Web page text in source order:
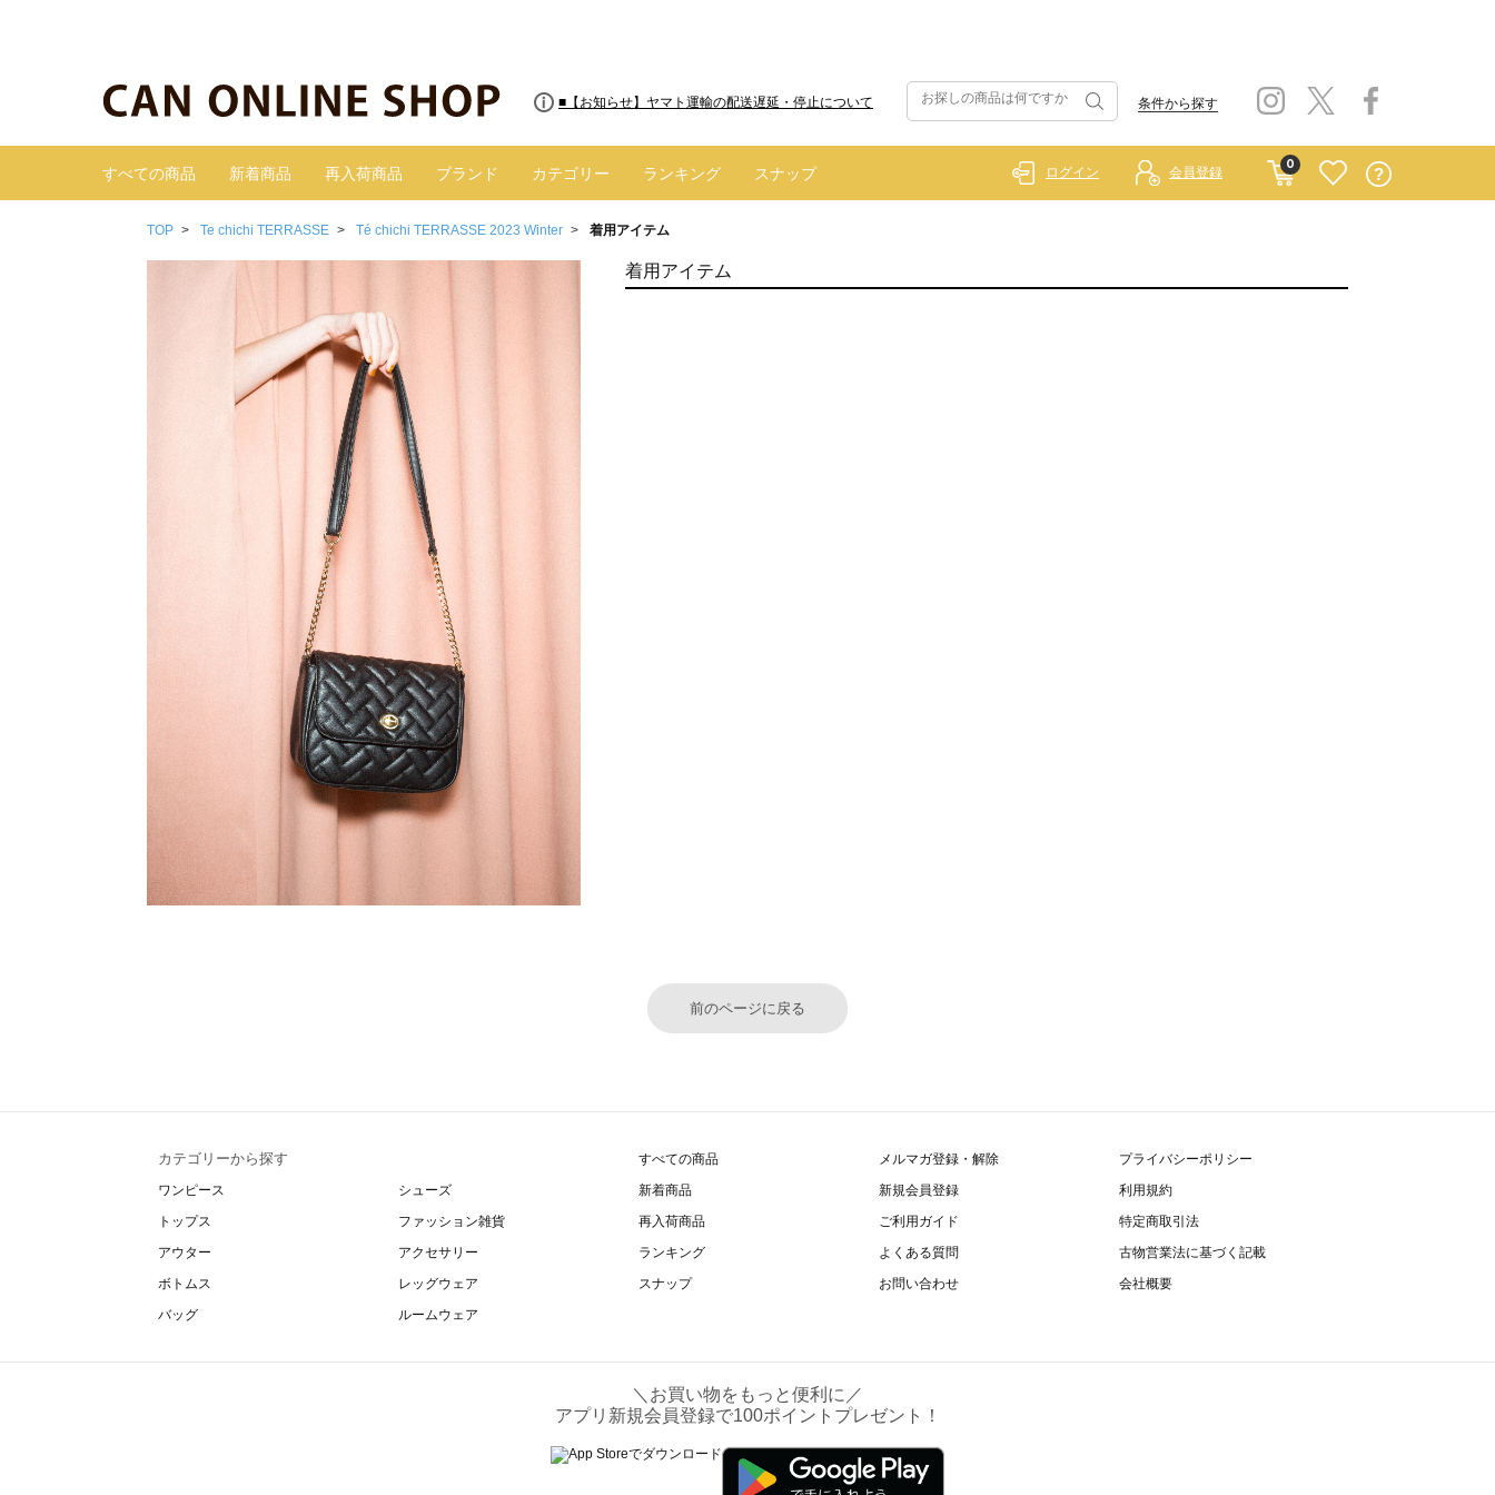
■8/13(木)AM2:00～サイトメンテナンス実施のお知らせ
■【お知らせ】ヤマト運輸の配送遅延・停止について 条件から探す
すべての商品 新着商品 再入荷商品 ブランド カテゴリー ランキング スナップ
0
ログイン 会員登録
TOP Te chichi TERRASSE Té chichi TERRASSE 2023 Winter 着用アイテム
着用アイテム
前のページに戻る
カテゴリーから探す
ワンピース
トップス
アウター
ボトムス
バッグ
シューズ
ファッション雑貨
アクセサリー
レッグウェア
ルームウェア
すべての商品
新着商品
再入荷商品
ランキング
スナップ
メルマガ登録・解除
新規会員登録
ご利用ガイド
よくある質問
お問い合わせ
プライバシーポリシー
利用規約
特定商取引法
古物営業法に基づく記載
会社概要
＼お買い物をもっと便利に／
アプリ新規会員登録で100ポイントプレゼント！